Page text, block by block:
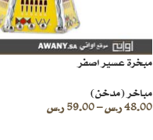
مبخرة عسير اصفر
مباخر (مدخن)
48.00ر.س–
59.00ر.س